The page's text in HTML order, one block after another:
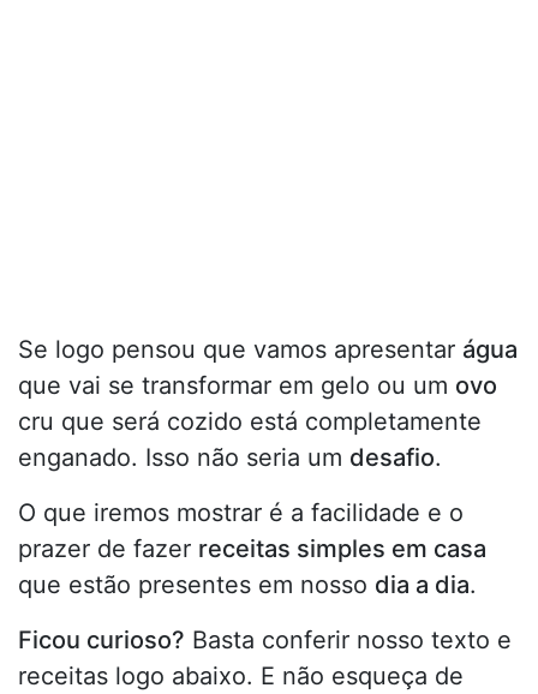
Se logo pensou que vamos apresentar água
que vai se transformar em gelo ou um ovo
cru que será cozido está completamente
enganado. Isso não seria um desafio.
O que iremos mostrar é a facilidade e o
prazer de fazer receitas simples em casa
que estão presentes em nosso dia a dia.
Ficou curioso? Basta conferir nosso texto e
receitas logo abaixo. E não esqueça de